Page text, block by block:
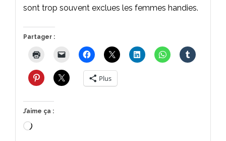
sont trop souvent exclues les femmes handies.
Partager :
Plus
J’aime ça :
Chargement…